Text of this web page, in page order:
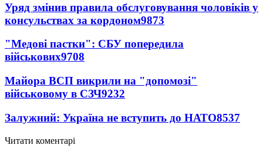
Уряд змінив правила обслуговування чоловіків у
консульствах за кордоном9873
"Медові пастки": СБУ попередила
військових9708
Майора ВСП викрили на "допомозі"
військовому в СЗЧ9232
Залужний: Україна не вступить до НАТО8537
Читати коментарі